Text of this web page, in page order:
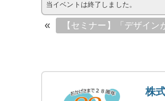
当イベントは終了しました。
« 【セミナー】「デザイ
株